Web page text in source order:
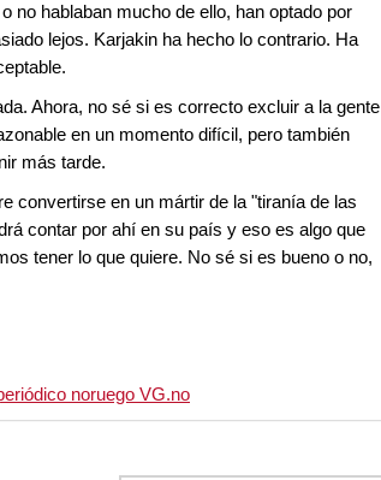
no hablaban mucho de ello, han optado por
lejos. Karjakin ha hecho lo contrario. Ha
Ahora, no sé si es correcto excluir a la gente
en un momento difícil, pero también
más tarde.
convertirse en un mártir de la "tiranía de las
contar por ahí en su país y eso es algo que
tener lo que quiere. No sé si es bueno o no,
noruego VG.no